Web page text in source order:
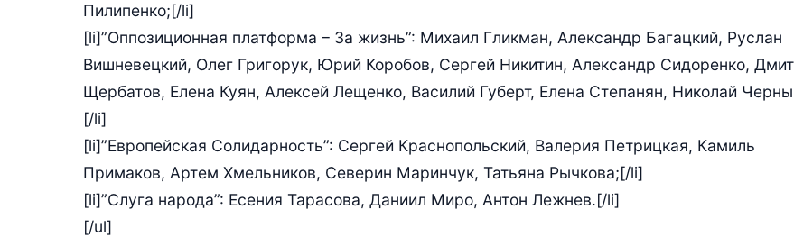
Пилипенко;[/li]
[li]”Оппозиционная платформа – За жизнь”: Михаил Гликман, Александр Багацкий, Руслан
Вишневецкий, Олег Григорук, Юрий Коробов, Сергей Никитин, Александр Сидоренко,
Щербатов, Елена Куян, Алексей Лещенко, Василий Губерт, Елена Степанян, Николай
[/li]
[li]”Европейская Солидарность”: Сергей Краснопольский, Валерия Петрицкая, Камиль
Примаков, Артем Хмельников, Северин Маринчук, Татьяна Рычкова;[/li]
[li]”Слуга народа”: Есения Тарасова, Даниил Миро, Антон Лежнев.[/li]
[/ul]